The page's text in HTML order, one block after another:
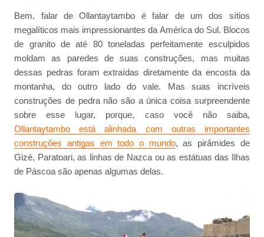
Bem, falar de Ollantaytambo é falar de um dos sítios
megalíticos mais impressionantes da América do Sul. Blocos
de granito de até 80 toneladas perfeitamente esculpidos
moldam as paredes de suas construções, mas muitas
dessas pedras foram extraídas diretamente da encosta da
montanha, do outro lado do vale. Mas suas incríveis
construções de pedra não são a única coisa surpreendente
sobre esse lugar, porque, caso você não saiba,
Ollantaytambo está alinhada com outras importantes
construções antigas em todo o mundo, as pirâmides de
Gizé, Paratoari, as linhas de Nazca ou as estátuas das Ilhas
de Páscoa são apenas algumas delas.